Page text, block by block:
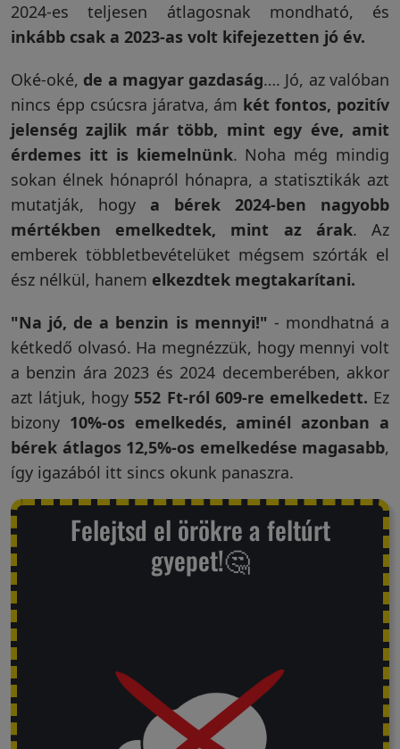
Szállítás,
szerviz
Visszaküldési
politika
Kapcsolatfelvétel
2024-es teljesen átlagosnak mondható, és
inkább csak a 2023-as volt kifejezetten jó év.
Oké-oké, de a magyar gazdaság…. Jó, az valóban
nincs épp csúcsra járatva, ám két fontos, pozitív
jelenség zajlik már több, mint egy éve, amit
érdemes itt is kiemelnünk. Noha még mindig
sokan élnek hónapról hónapra, a statisztikák azt
mutatják, hogy a bérek 2024-ben nagyobb
mértékben emelkedtek, mint az árak. Az
emberek többletbevételüket mégsem szórták el
ész nélkül, hanem elkezdtek megtakarítani.
"Na jó, de a benzin is mennyi!" - mondhatná a
kétkedő olvasó. Ha megnézzük, hogy mennyi volt
a benzin ára 2023 és 2024 decemberében, akkor
azt látjuk, hogy 552 Ft-ról 609-re emelkedett. Ez
bizony 10%-os emelkedés, aminél azonban a
bérek átlagos 12,5%-os emelkedése magasabb,
így igazából itt sincs okunk panaszra.
Felejtsd el örökre a feltúrt
gyepet!🤔